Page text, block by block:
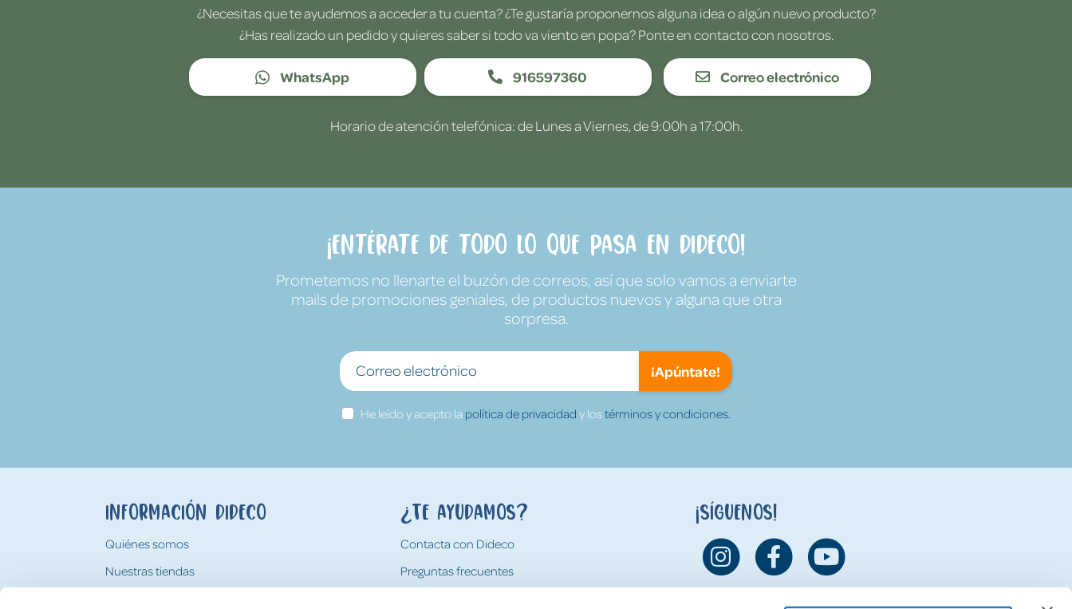
¿Necesitas que te ayudemos a acceder a tu cuenta? ¿Te gustaría proponernos alguna idea o algún nuevo producto?
¿Has realizado un pedido y quieres saber si todo va viento en popa? Ponte en contacto con nosotros.
WhatsApp 916597360 Correo electrónico
Horario de atención telefónica: de Lunes a Viernes, de 9:00h a 17:00h.
¡Entérate de todo lo que pasa en Dideco!
Prometemos no llenarte el buzón de correos, así que solo vamos a enviarte
mails de promociones geniales, de productos nuevos y alguna que otra
sorpresa.
¡Apúntate!
He leído y acepto la política de privacidad y lostérminos y condiciones.
Información Dideco
Quiénes somos
Nuestras tiendas
¿Te ayudamos?
Contacta con Dideco
Preguntas frecuentes
¡Síguenos!